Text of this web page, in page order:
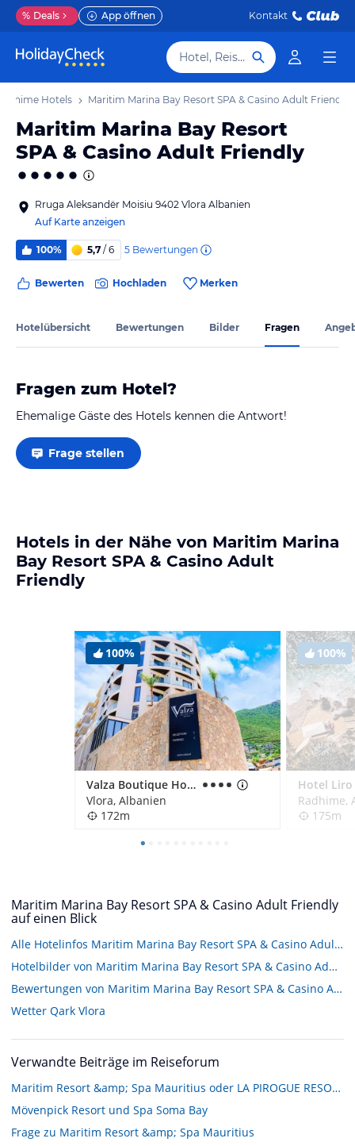
% Deals App öffnen Kontakt
Hotel, Reiseziel
Hotels Maritim Marina Bay Resort SPA & Casino Adult Friendly
Maritim Marina Bay Resort
SPA & Casino Adult Friendly
Rruga Aleksandër Moisiu 9402 Vlora Albanien
Auf Karte anzeigen
100% 5,7 / 6 5 Bewertungen
Bewerten Hochladen Merken
Hotelübersicht Bewertungen Bilder Fragen
Fragen zum Hotel?
Ehemalige Gäste des Hotels kennen die Antwort!
Frage stellen
Hotels in der Nähe von Maritim Marina
Bay Resort SPA & Casino Adult
Friendly
100%
Valza Boutique Hotel
Vlora, Albanien
172m
100%
Hotel Liro
Radhime,
175m
Maritim Marina Bay Resort SPA & Casino Adult Friendly
auf einen Blick
Alle Hotelinfos Maritim Marina Bay Resort SPA & Casino Adult Friendly
Hotelbilder von Maritim Marina Bay Resort SPA & Casino Adult Friendly
Bewertungen von Maritim Marina Bay Resort SPA & Casino Adult Friendly
Wetter Qark Vlora
Verwandte Beiträge im Reiseforum
Maritim Resort &amp; Spa Mauritius oder LA PIROGUE RESORT &amp; SPA
Mövenpick Resort und Spa Soma Bay
Frage zu Maritim Resort &amp; Spa Mauritius